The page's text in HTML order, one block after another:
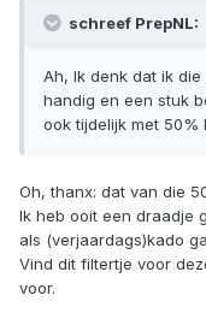
schreef PrepNL:
Ah, Ik denk dat ik
handig en een stuk
ook tijdelijk met 50%
Oh, thanx: dat van die
Ik heb ooit een draadje
als (verjaardags)kado
Vind dit filtertje voor
voor.